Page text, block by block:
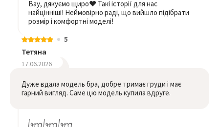
Вау, дякуємо щиро❤️ Такі історії для нас
найцінніші! Неймовірно раді, що вийшло підібрати
розмір і комфортні моделі!
5
Тетяна
17.06.2026
Дуже вдала модель бра, добре тримає груди і має
гарний вигляд. Саме цю модель купила вдруге.